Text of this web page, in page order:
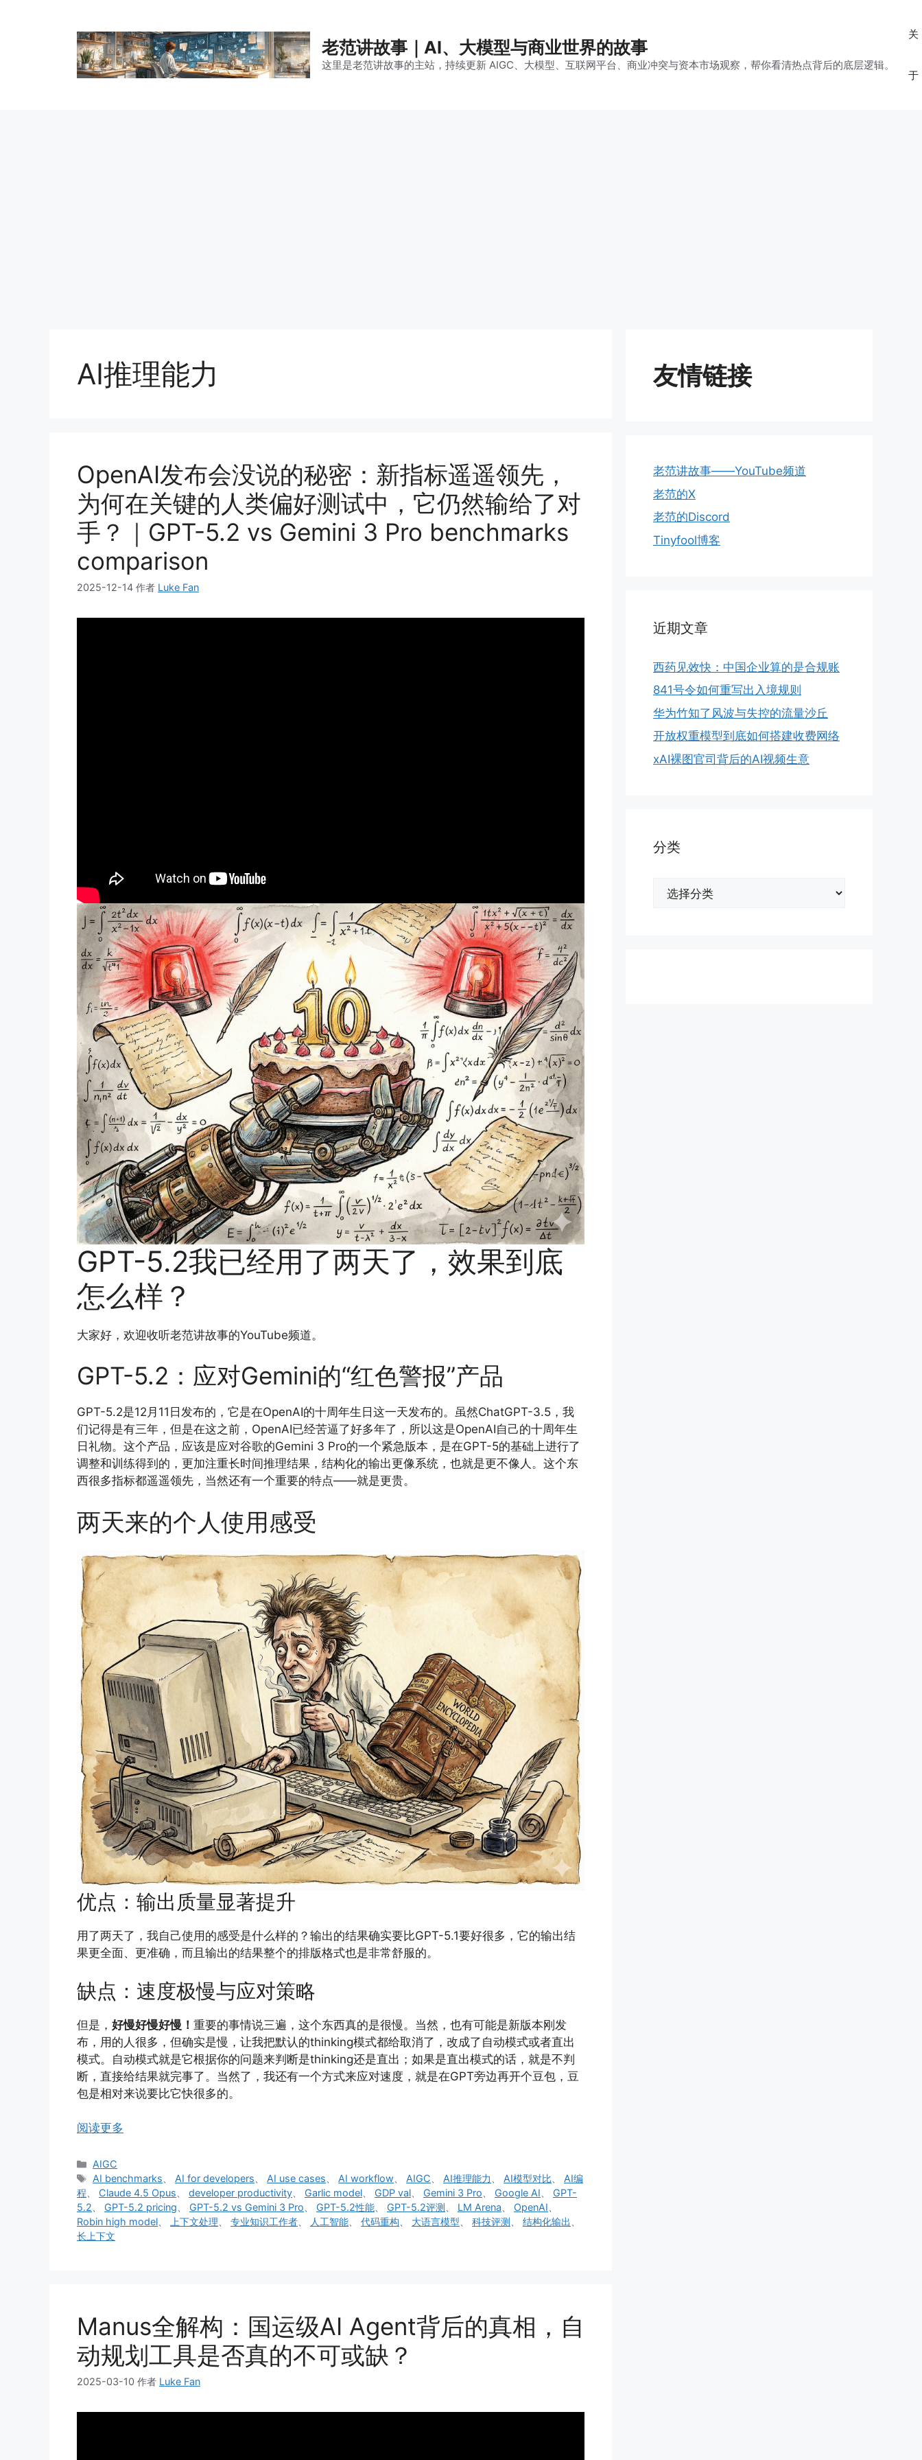
老范讲故事｜AI、大模型与商业世界的故事
这里是老范讲故事的主站，持续更新 AIGC、大模型、互联网平台、商业冲突与资本市场观察，帮你看清热点背后的底层逻辑。
关
于
AI推理能力
OpenAI发布会没说的秘密：新指标遥遥领先，
为何在关键的人类偏好测试中，它仍然输给了对
手？｜GPT-5.2 vs Gemini 3 Pro benchmarks
comparison
2025-12-14 作者 Luke Fan
GPT-5.2我已经用了两天了，效果到底
怎么样？
大家好，欢迎收听老范讲故事的YouTube频道。
GPT-5.2：应对Gemini的“红色警报”产品
GPT-5.2是12月11日发布的，它是在OpenAI的十周年生日这一天发布的。虽然ChatGPT-3.5，我
们记得是有三年，但是在这之前，OpenAI已经苦逼了好多年了，所以这是OpenAI自己的十周年生
日礼物。这个产品，应该是应对谷歌的Gemini 3 Pro的一个紧急版本，是在GPT-5的基础上进行了
调整和训练得到的，更加注重长时间推理结果，结构化的输出更像系统，也就是更不像人。这个东
西很多指标都遥遥领先，当然还有一个重要的特点——就是更贵。
两天来的个人使用感受
优点：输出质量显著提升
用了两天了，我自己使用的感受是什么样的？输出的结果确实要比GPT-5.1要好很多，它的输出结
果更全面、更准确，而且输出的结果整个的排版格式也是非常舒服的。
缺点：速度极慢与应对策略
但是， 好慢好慢好慢！ 重要的事情说三遍，这个东西真的是很慢。当然，也有可能是新版本刚发
布，用的人很多，但确实是慢，让我把默认的thinking模式都给取消了，改成了自动模式或者直出
模式。自动模式就是它根据你的问题来判断是thinking还是直出；如果是直出模式的话，就是不判
断，直接给结果就完事了。当然了，我还有一个方式来应对速度，就是在GPT旁边再开个豆包，豆
包是相对来说要比它快很多的。
阅读更多
分
类
AIGC
标
签
AI benchmarks AI for developers AI use cases AI workflow AIGC AI推理能力 AI模型对比
AI编
程
Claude 4.5 Opus developer productivity Garlic model GDP val Gemini 3 Pro Google AI
GPT-
5.2
GPT-5.2 pricing GPT-5.2 vs Gemini 3 Pro GPT-5.2性能 GPT-5.2评测 LM Arena OpenAI
Robin high model
上下文处理 专业知识工作者 人工智能 代码重构 大语言模型 科技评测 结构化输出
长上下文
Manus全解构：国运级AI Agent背后的真相，自
动规划工具是否真的不可或缺？
2025-03-10 作者 Luke Fan
友情链接
老范讲故事——YouTube频道
老范的X
老范的Discord
Tinyfool博客
近期文章
西药见效快：中国企业算的是合规账
841号令如何重写出入境规则
华为竹知了风波与失控的流量沙丘
开放权重模型到底如何搭建收费网络
xAI裸图官司背后的AI视频生意
分类